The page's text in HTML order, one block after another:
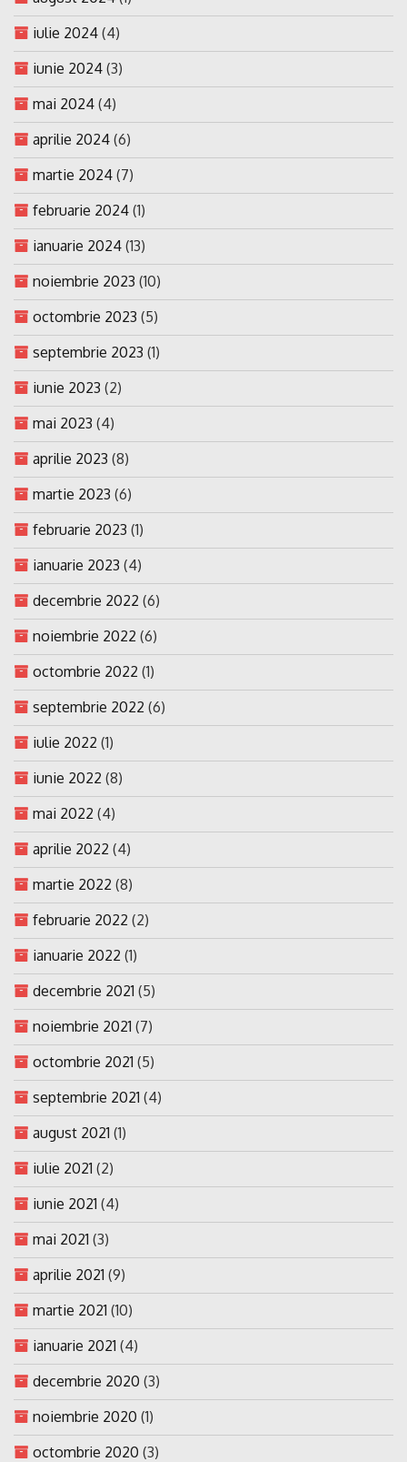
iulie 2024 (4)
iunie 2024 (3)
mai 2024 (4)
aprilie 2024 (6)
martie 2024 (7)
februarie 2024 (1)
ianuarie 2024 (13)
noiembrie 2023 (10)
octombrie 2023 (5)
septembrie 2023 (1)
iunie 2023 (2)
mai 2023 (4)
aprilie 2023 (8)
martie 2023 (6)
februarie 2023 (1)
ianuarie 2023 (4)
decembrie 2022 (6)
noiembrie 2022 (6)
octombrie 2022 (1)
septembrie 2022 (6)
iulie 2022 (1)
iunie 2022 (8)
mai 2022 (4)
aprilie 2022 (4)
martie 2022 (8)
februarie 2022 (2)
ianuarie 2022 (1)
decembrie 2021 (5)
noiembrie 2021 (7)
octombrie 2021 (5)
septembrie 2021 (4)
august 2021 (1)
iulie 2021 (2)
iunie 2021 (4)
mai 2021 (3)
aprilie 2021 (9)
martie 2021 (10)
ianuarie 2021 (4)
decembrie 2020 (3)
noiembrie 2020 (1)
octombrie 2020 (3)